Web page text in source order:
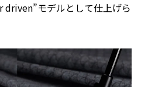
driven”モデルとして仕上げら